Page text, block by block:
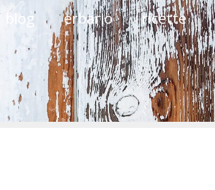
blog erbario ricette